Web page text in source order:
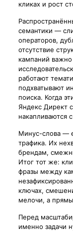
кликах и рост
семантики —
операторов,
отсутствие
кампаний важно
работают
подхватывают
поиска. Когда
Яндекс Директ
накапливаются
Минус-слова —
трафика. Их
брендам,
Итог тот же:
фразы между
ключах,
мелочи, а
Перед
именно задачи